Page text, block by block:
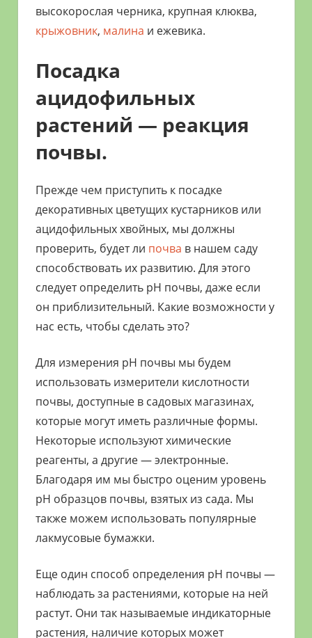
высокорослая черника, крупная клюква,
крыжовник, малина и ежевика.
Посадка
ацидофильных
растений — реакция
почвы.
Прежде чем приступить к посадке
декоративных цветущих кустарников или
ацидофильных хвойных, мы должны
проверить, будет ли почва в нашем саду
способствовать их развитию. Для этого
следует определить рН почвы, даже если
он приблизительный. Какие возможности у
нас есть, чтобы сделать это?
Для измерения pH почвы мы будем
использовать измерители кислотности
почвы, доступные в садовых магазинах,
которые могут иметь различные формы.
Некоторые используют химические
реагенты, а другие — электронные.
Благодаря им мы быстро оценим уровень
pH образцов почвы, взятых из сада. Мы
также можем использовать популярные
лакмусовые бумажки.
Еще один способ определения рН почвы —
наблюдать за растениями, которые на ней
растут. Они так называемые индикаторные
растения, наличие которых может